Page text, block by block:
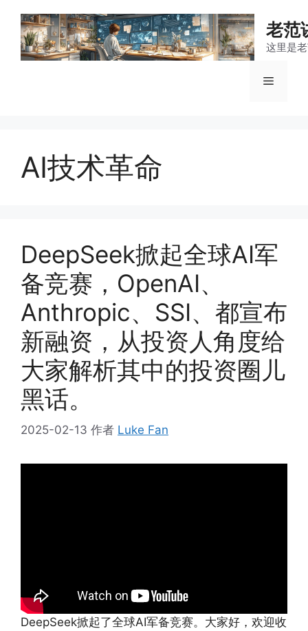
老范
这里是
菜
AI技术革命
DeepSeek掀起全球AI军
备竞赛，OpenAI、
Anthropic、SSI、都宣布
新融资，从投资人角度给
大家解析其中的投资圈儿
黑话。
2025-02-13 作者 Luke Fan
DeepSeek掀起了全球AI军备竞赛。大家好，欢迎收